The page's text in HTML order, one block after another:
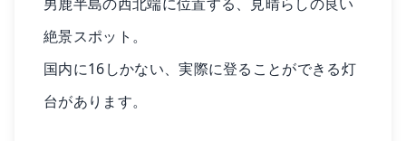
絶景スポット。
国内に16しかない、実際に登ることができる灯
台があります。